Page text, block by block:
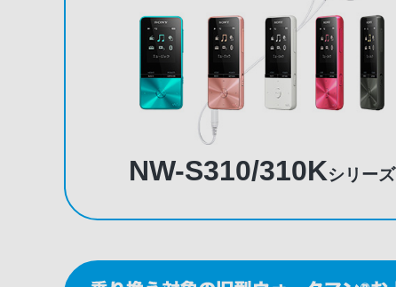
NW-S310/310Kシリーズ